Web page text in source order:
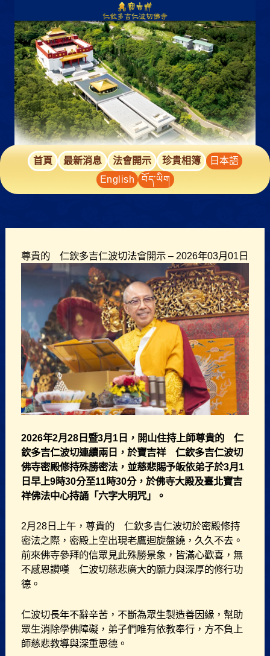
首頁 最新消息 法會開示 珍貴相簿
日本語
English
བོད་ཡིག
尊貴的 仁欽多吉仁波切法會開示 – 2026年03月01日
2026年2月28日暨3月1日，開山住持上師尊貴的 仁
欽多吉仁波切連續兩日，於寶吉祥 仁欽多吉仁波切
佛寺密殿修持殊勝密法，並慈悲賜予皈依弟子於3月1
日早上9時30分至11時30分，於佛寺大殿及臺北寶吉
祥佛法中心持誦「六字大明咒」。
2月28日上午，尊貴的 仁欽多吉仁波切於密殿修持
密法之際，密殿上空出現老鷹迴旋盤繞，久久不去。
前來佛寺參拜的信眾見此殊勝景象，皆滿心歡喜，無
不感恩讚嘆 仁波切慈悲廣大的願力與深厚的修行功
德。
仁波切長年不辭辛苦，不斷為眾生製造善因緣，幫助
眾生消除學佛障礙，弟子們唯有依教奉行，方不負上
師慈悲教導與深重恩德。